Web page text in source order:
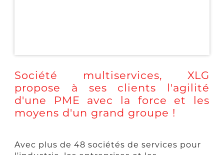
Société multiservices, XLG
propose à ses clients l'agilité
d'une PME avec la force et les
moyens d'un grand groupe !
Avec plus de 48 sociétés de services pour